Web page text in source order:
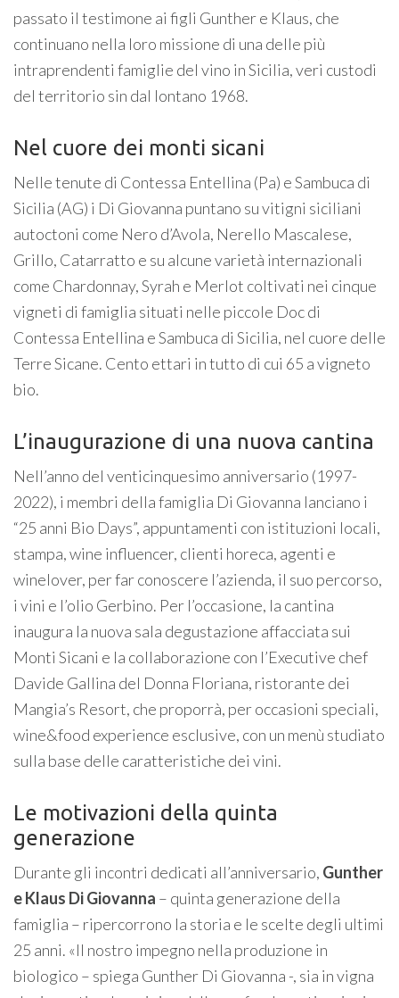
passato il testimone ai figli Gunther e Klaus, che
continuano nella loro missione di una delle più
intraprendenti famiglie del vino in Sicilia, veri custodi
del territorio sin dal lontano 1968.
Nel cuore dei monti sicani
Nelle tenute di Contessa Entellina (Pa) e Sambuca di
Sicilia (AG) i Di Giovanna puntano su vitigni siciliani
autoctoni come Nero d’Avola, Nerello Mascalese,
Grillo, Catarratto e su alcune varietà internazionali
come Chardonnay, Syrah e Merlot coltivati nei cinque
vigneti di famiglia situati nelle piccole Doc di
Contessa Entellina e Sambuca di Sicilia, nel cuore delle
Terre Sicane. Cento ettari in tutto di cui 65 a vigneto
bio.
L’inaugurazione di una nuova cantina
Nell’anno del venticinquesimo anniversario (1997-
2022), i membri della famiglia Di Giovanna lanciano i
“25 anni Bio Days”, appuntamenti con istituzioni locali,
stampa, wine influencer, clienti horeca, agenti e
winelover, per far conoscere l’azienda, il suo percorso,
i vini e l’olio Gerbino. Per l’occasione, la cantina
inaugura la nuova sala degustazione affacciata sui
Monti Sicani e la collaborazione con l’Executive chef
Davide Gallina del Donna Floriana, ristorante dei
Mangia’s Resort, che proporrà, per occasioni speciali,
wine&food experience esclusive, con un menù studiato
sulla base delle caratteristiche dei vini.
Le motivazioni della quinta
generazione
Durante gli incontri dedicati all’anniversario, Gunther
e Klaus Di Giovanna – quinta generazione della
famiglia – ripercorrono la storia e le scelte degli ultimi
25 anni. «Il nostro impegno nella produzione in
biologico – spiega Gunther Di Giovanna -, sia in vigna